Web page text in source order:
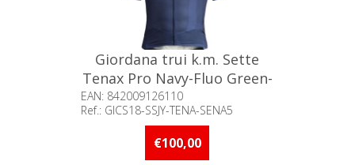
Giordana trui k.m. Sette
Tenax Pro Navy-Fluo Green-
Orange / XL°
EAN: 842009126110
Ref.: GICS18-SSJY-TENA-SENA5
Beschikbaarheid:: Minder dan 5
stuks op voorraad
€100,00